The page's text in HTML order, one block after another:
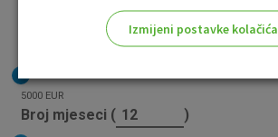
Informativni izračun kredita
Iznos kredita ( EUR)
5000 EUR
Broj mjeseci ( )
Izmijeni postavke kolačića